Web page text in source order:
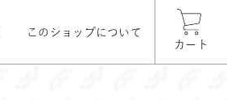
このショップについて
カート